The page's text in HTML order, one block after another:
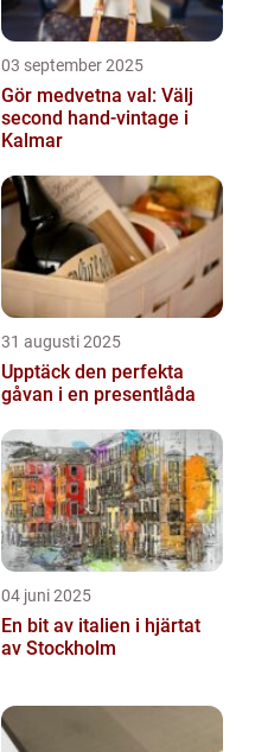
03 september 2025
Gör medvetna val: Välj
second hand-vintage i
Kalmar
31 augusti 2025
Upptäck den perfekta
gåvan i en presentlåda
04 juni 2025
En bit av italien i hjärtat
av Stockholm